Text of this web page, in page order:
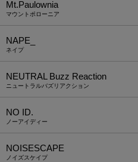
Mt.Paulownia
マウントポローニア
NAPE_
ネイプ
NEUTRAL Buzz Reaction
ニュートラルバズリアクション
NO ID.
ノーアイディー
NOISESCAPE
ノイズスケイプ